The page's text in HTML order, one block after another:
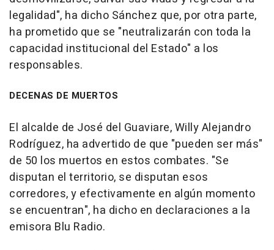
legalidad", ha dicho Sánchez que, por otra parte,
ha prometido que se "neutralizarán con toda la
capacidad institucional del Estado" a los
responsables.
DECENAS DE MUERTOS
El alcalde de José del Guaviare, Willy Alejandro
Rodríguez, ha advertido de que "pueden ser más"
de 50 los muertos en estos combates. "Se
disputan el territorio, se disputan esos
corredores, y efectivamente en algún momento
se encuentran", ha dicho en declaraciones a la
emisora Blu Radio.